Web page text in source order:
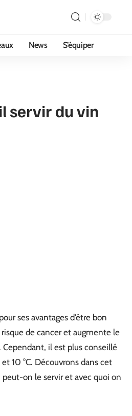
News S’équiper
servir du vin
ses avantages d’être bon
de cancer et augmente le
il est plus conseillé
10 °C. Découvrons dans cet
on le servir et avec quoi on